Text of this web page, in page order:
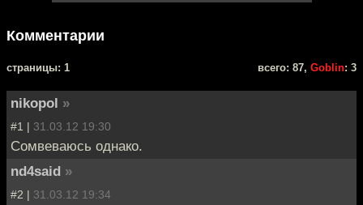
Комментарии
cтраницы: 1 всего: 87, Goblin: 3
nikopol »
#1 | 31.03.12 19:30
Сомвеваюсь однако.
nd4said »
#2 | 31.03.12 19:34